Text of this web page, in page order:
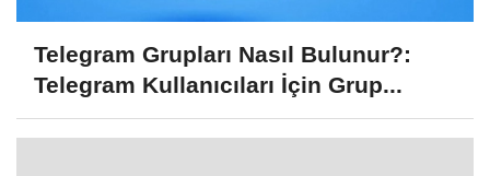
Telegram Grupları Nasıl Bulunur?:
Telegram Kullanıcıları İçin Grup...